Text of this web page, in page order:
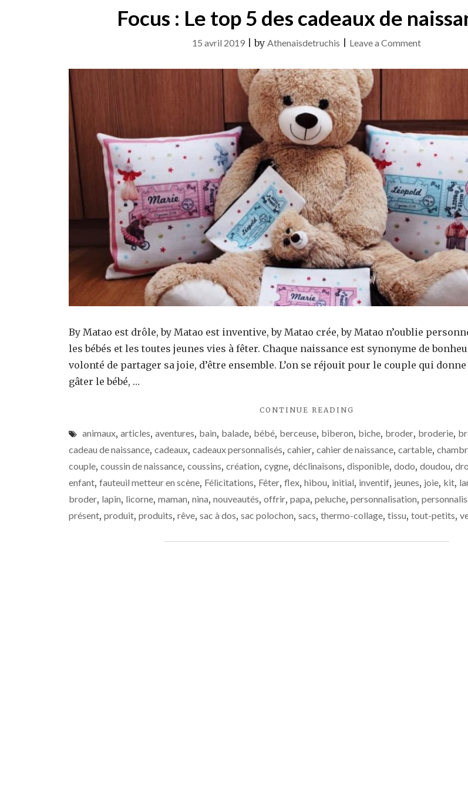
Focus : Le top 5 des cadeaux de
15 avril 2019 |by Athenaisdetruchis Leave a Commenton
des
cadeaux
de
naissance
By Matao est drôle, by Matao est inventive, by Matao crée, by Matao n’oublie
les bébés et les toutes jeunes vies à fêter. Chaque naissance est synonyme de
volonté de partager sa joie, d’être ensemble. L’on se réjouit pour le couple qui
gâter le bébé, …
CONTINUE READING
LE
TOP
DES
CADEAUX
DE
animaux, articles, aventures, bain, balade, bébé, berceuse, biberon, biche, broder, broderie,
cadeau de naissance, cadeaux, cadeaux personnalisés, cahier, cahier de naissance, cartable,
couple, coussin de naissance, coussins, création, cygne, déclinaisons, disponible, dodo, doudou,
enfant, fauteuil metteur en scène, Félicitations, Fêter, flex, hibou, initial, inventif, jeunes, joie, kit,
broder, lapin, licorne, maman, nina, nouveautés, offrir, papa, peluche, personnalisation,
présent, produit, produits, rêve, sac à dos, sac polochon, sacs, thermo-collage, tissu, tout-petits,